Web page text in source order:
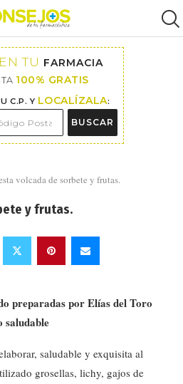
TU FARMACIA
100% GRATIS
C.P. Y LOCALÍZALA:
BUSCAR
volcada de sorbete y frutas.
y frutas.
preparadas por Elías del Toro
saludable
saludable y exquisita al
grosellas, lichy, gajos de